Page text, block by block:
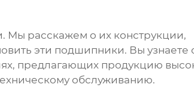
. Мы расскажем о их конструкции,
эти подшипники. Вы узнаете
предлагающих продукцию
обслуживанию.